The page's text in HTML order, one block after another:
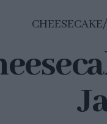
CHEESECAKE